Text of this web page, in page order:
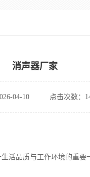
消声器厂家
04-10 点击次数：
活品质与工作环境的重要